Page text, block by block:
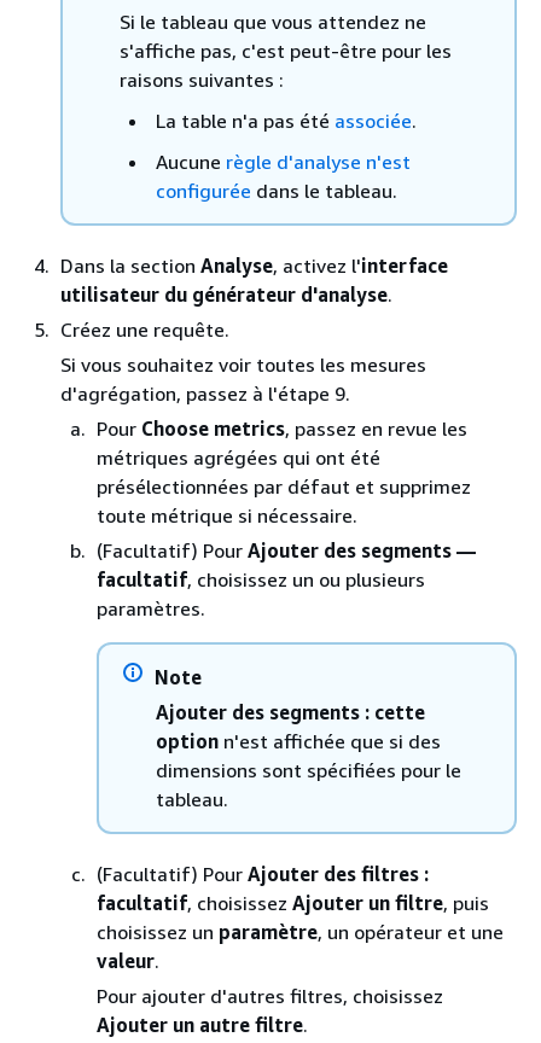
Si le tableau que vous attendez ne
s'affiche pas, c'est peut-être pour les
raisons suivantes :
La table n'a pas été associée.
Aucune règle d'analyse n'est
configurée dans le tableau.
Dans la section Analyse, activez l'interface
utilisateur du générateur d'analyse.
Créez une requête.
Si vous souhaitez voir toutes les mesures
d'agrégation, passez à l'étape 9.
Pour Choose metrics, passez en revue les
métriques agrégées qui ont été
présélectionnées par défaut et supprimez
toute métrique si nécessaire.
(Facultatif) Pour Ajouter des segments —
facultatif, choisissez un ou plusieurs
paramètres.
Note
Ajouter des segments : cette
option n'est affichée que si des
dimensions sont spécifiées pour le
tableau.
(Facultatif) Pour Ajouter des filtres :
facultatif, choisissez Ajouter un filtre, puis
choisissez un paramètre, un opérateur et une
valeur.
Pour ajouter d'autres filtres, choisissez
Ajouter un autre filtre.